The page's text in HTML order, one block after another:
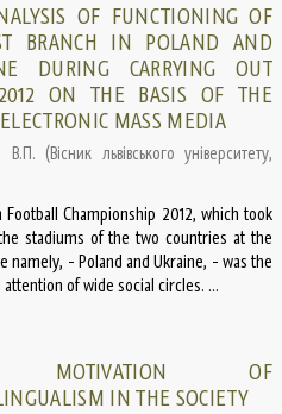
OF FUNCTIONING OF
BRANCH IN POLAND AND
DURING CARRYING OUT
ON THE BASIS OF THE
MASS MEDIA
В.П. (Вісник львівського університету,
Football Championship 2012, which took
stadiums of the two countries at the
namely, - Poland and Ukraine, - was the
of wide social circles. ...
MOTIVATION OF
IN THE SOCIETY